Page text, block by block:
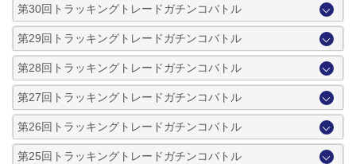
第30回トラッキングトレードガチンコバトル
第29回トラッキングトレードガチンコバトル
第28回トラッキングトレードガチンコバトル
第27回トラッキングトレードガチンコバトル
第26回トラッキングトレードガチンコバトル
第25回トラッキングトレードガチンコバトル